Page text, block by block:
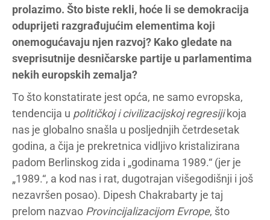
prolazimo. Što biste rekli, hoće li se demokracija
oduprijeti razgrađujućim elementima koji
onemogućavaju njen razvoj? Kako gledate na
sveprisutnije desničarske partije u parlamentima
nekih europskih zemalja?
To što konstatirate jest opća, ne samo evropska,
tendencija u političkoj i civilizacijskoj regresijikoja
nas je globalno snašla u posljednjih četrdesetak
godina, a čija je prekretnica vidljivo kristalizirana
padom Berlinskog zida i „godinama 1989.“ (jer je
„1989.“, a kod nas i rat, dugotrajan višegodišnji i još
nezavršen posao). Dipesh Chakrabarty je taj
prelom nazvao Provincijalizacijom Evrope, što